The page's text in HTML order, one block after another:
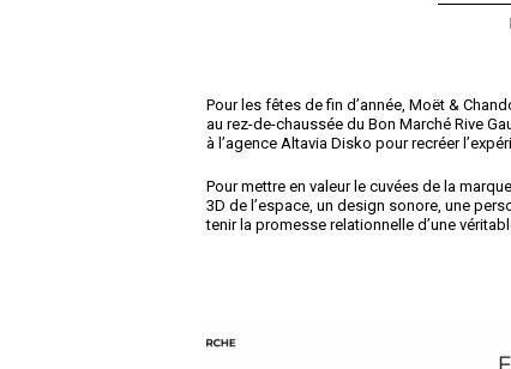
Pour les fêtes de fin d’année, Moët &
au rez-de-chaussée du Bon Marché Rive
à l’agence Altavia Disko pour recréer
Pour mettre en valeur le cuvées de la
3D de l’espace, un design sonore, une
tenir la promesse relationnelle d’une